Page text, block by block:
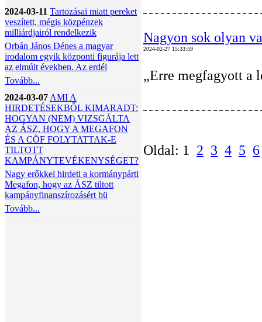
2024-03-11 Tartozásai miatt pereket
veszített, mégis közpénzek
milliárdjairól rendelkezik
Orbán János Dénes a magyar
irodalom egyik központi figurája lett
az elmúlt években. Az erdél
Tovább...
2024-03-07 AMI A
HIRDETÉSEKBŐL KIMARADT:
HOGYAN (NEM) VIZSGÁLTA
AZ ÁSZ, HOGY A MEGAFON
ÉS A CÖF FOLYTATTAK-E
TILTOTT
KAMPÁNYTEVÉKENYSÉGET?
Nagy erőkkel hirdeti a kormánypárti
Megafon, hogy az ÁSZ tiltott
kampányfinanszírozásért bü
Tovább...
Nagyon sok olyan
2024-02-27 15:33:59
„Erre megfagyott a
Oldal: 1 2 3 4 5 6